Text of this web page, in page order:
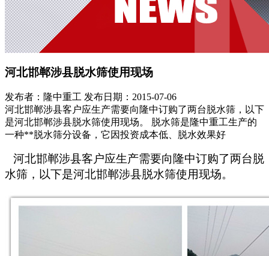
河北邯郸涉县脱水筛使用现场
发布者：隆中重工 发布日期：2015-07-06
河北邯郸涉县客户应生产需要向隆中订购了两台脱水筛，以下
是河北邯郸涉县脱水筛使用现场。 脱水筛是隆中重工生产的
一种**脱水筛分设备，它因投资成本低、脱水效果好
河北邯郸涉县客户应生产需要向隆中订购了两台脱
水筛，以下是河北邯郸涉县脱水筛使用现场。